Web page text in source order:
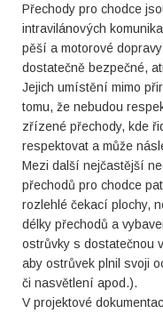
Přechody pro chodce
intravilánových
pěší a motorové
dostatečně bezpečné,
Jejich umístění mimo
tomu, že nebudou
zřízené přechody, kde
respektovat a může
Mezi další nejčastější
přechodů pro chodce
rozlehlé čekací plochy,
délky přechodů a
ostrůvky s dostatečnou
aby ostrůvek plnil svoji
či nasvětlení apod.).
V projektové